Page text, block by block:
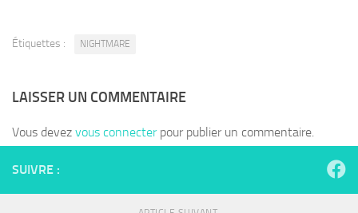
Étiquettes : NIGHTMARE
LAISSER UN COMMENTAIRE
Vous devez vous connecterpour publier un commentaire.
SUIVRE :